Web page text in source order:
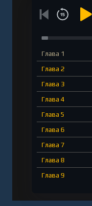
Глава 1
Глава 2
Глава 3
Глава 4
Глава 5
Глава 6
Глава 7
Глава 8
Глава 9